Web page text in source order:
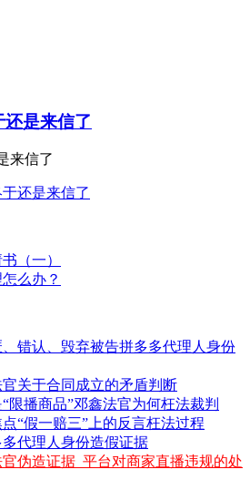
是来信了
来信了
还是来信了
（一）
么办？
错认、毁弃被告拼多多代理人身份
关于合同成立的矛盾判断
限播商品”邓鑫法官为何枉法裁判
“假一赔三”上的反言枉法过程
代理人身份造假证据
伪造证据_平台对商家直播违规的处